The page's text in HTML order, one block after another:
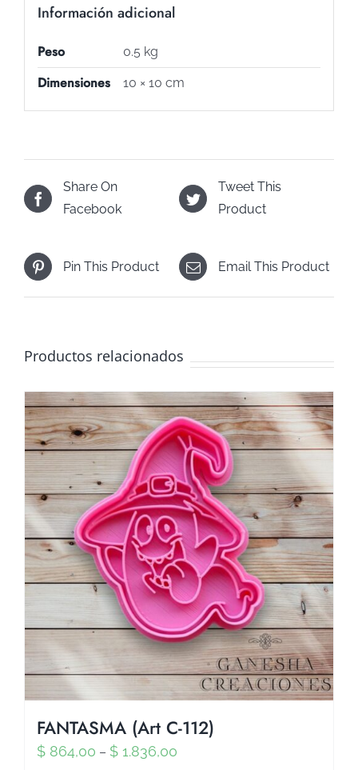
Información adicional
Peso 0.5 kg
Dimensiones 10 × 10 cm
Share On
Facebook
Tweet This
Product
Pin This Product Email This Product
Productos relacionados
FANTASMA (Art C-112)
$ 864,00 – $ 1.836,00